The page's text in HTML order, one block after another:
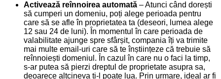
Activează reînnoirea automată – Atunci când dorești
să cumperi un domeniu, poți alege perioada pentru
care să se afle în proprietatea ta (deseori, lumea alege
12 sau 24 de luni). În momentul în care perioada de
valabilitate ajunge spre sfârșit, compania îți va trimite
mai multe email-uri care să te înștiințeze că trebuie să
reînnoiești domeniul. În cazul în care nu o faci la timp,
s-ar putea să pierzi dreptul de proprietate asupra sa,
deoarece altcineva ți-l poate lua. Prin urmare, ideal ar fi